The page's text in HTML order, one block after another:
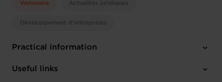
Webinaire Actualités juridiques
Développement d'entreprises
Practical information
Thursday 28 Nov 2024
Useful links